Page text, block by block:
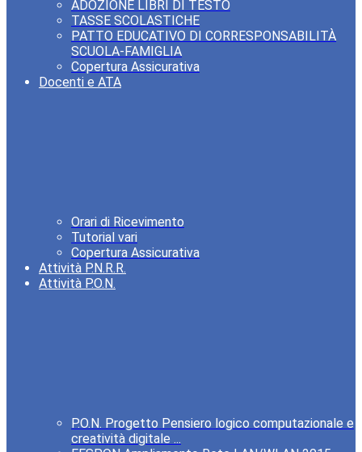
ADOZIONE LIBRI DI TESTO
TASSE SCOLASTICHE
PATTO EDUCATIVO DI CORRESPONSABILITÀ
SCUOLA-FAMIGLIA
Copertura Assicurativa
Docenti e ATA
Orari di Ricevimento
Tutorial vari
Copertura Assicurativa
Attività P.N.R.R.
Attività P.O.N.
P.O.N. Progetto Pensiero logico computazionale e
creatività digitale ...